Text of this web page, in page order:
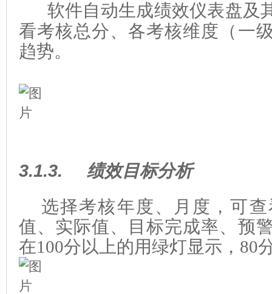
软件自动生成绩效仪表盘及
看考核总分、各考核维度（一
趋势。
3.1.3.
绩效目标分析
选择考核年度、月度，可
值、实际值、目标完成率、预
在100分以上的用绿灯显示，80